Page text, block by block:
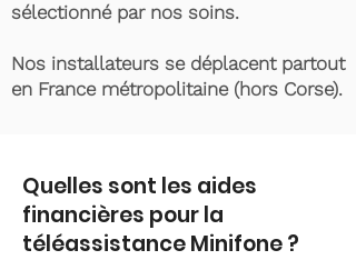
sélectionné par nos soins.
Nos installateurs se déplacent partout
en France métropolitaine (hors Corse).
Quelles sont les aides
financières pour la
téléassistance Minifone ?